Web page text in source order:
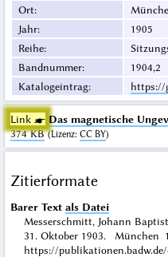
Ort:
Jahr:
1905
Reihe:
Bandnummer:
1904,2
Katalogeintrag: https://
Link ☛ Das magnetische
374 KB (Lizenz: CC BY)
Zitierformate
Barer Text als Datei
Messerschmitt, Johann
31. Oktober 1903. München
https://publikationen.badw.de/